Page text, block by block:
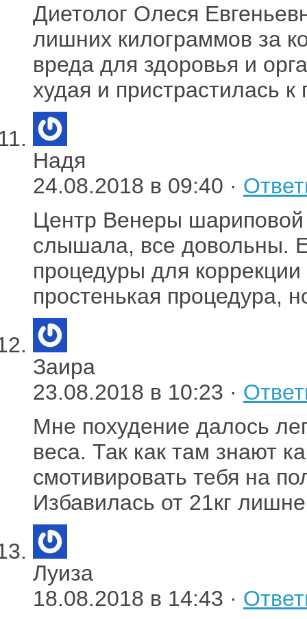
Диетолог Олеся
лишних килограммов за
вреда для здоровья и
худая и пристрастилась
Надя
24.08.2018 в 09:40 ·
Центр Венеры
слышала, все довольны.
процедуры для
простенькая процедура,
Заира
23.08.2018 в 10:23 ·
Мне похудение далось
веса. Так как там знают
смотивировать тебя на
Избавилась от 21кг
Луиза
18.08.2018 в 14:43 ·